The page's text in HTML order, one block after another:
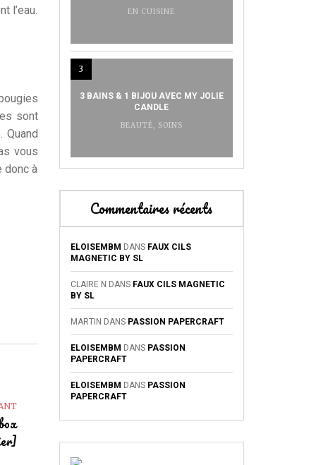
l’eau.
sont
Quand
vous
donc à
EN CUISINE
3
3 BAINS & 1 BIJOU AVEC MY JOLIE
CANDLE
BEAUTÉ, SOINS
Commentaires récents
ELOISEMBM DANS FAUX CILS
MAGNETIC BY SL
CLAIRE N DANS FAUX CILS MAGNETIC
BY SL
MARTIN DANS PASSION PAPERCRAFT
ELOISEMBM DANS PASSION
PAPERCRAFT
ELOISEMBM DANS PASSION
PAPERCRAFT